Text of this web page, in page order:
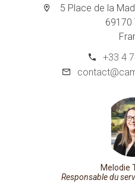
5 Place de la
69170
+33 4
Melodie
Responsable du